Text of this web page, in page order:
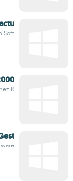
Soft
R.